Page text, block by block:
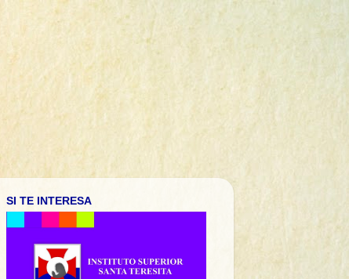
SI TE INTERESA